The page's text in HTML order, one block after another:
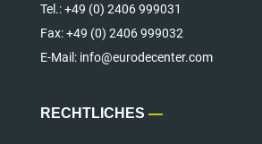
Tel.:+49 (0) 2406 999031
Fax:+49 (0) 2406 999032
E-Mail: info@eurodecenter.com
RECHTLICHES —